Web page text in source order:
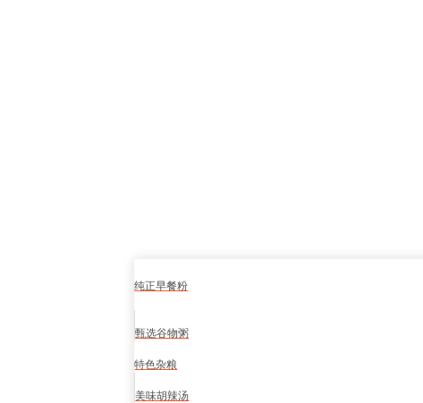
纯正早餐粉
甄选谷物粥
特色杂粮
美味胡辣汤